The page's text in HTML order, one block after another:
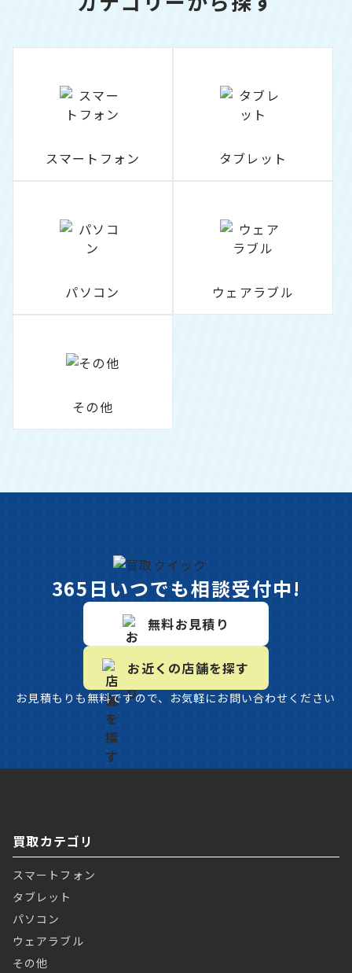
スマートフォン タブレット
パソコン ウェアラブル
その他
365日いつでも相談受付中!
無料お見積り
お近くの店舗を探す
お見積もりも無料ですので、お気軽にお問い合わせください
買取カテゴリ
スマートフォン
タブレット
パソコン
ウェアラブル
その他